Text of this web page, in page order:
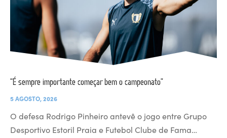
“É sempre importante começar bem o campeonato”
5 AGOSTO, 2026
O defesa Rodrigo Pinheiro antevê o jogo entre Grupo
Desportivo Estoril Praia e Futebol Clube de Fama…